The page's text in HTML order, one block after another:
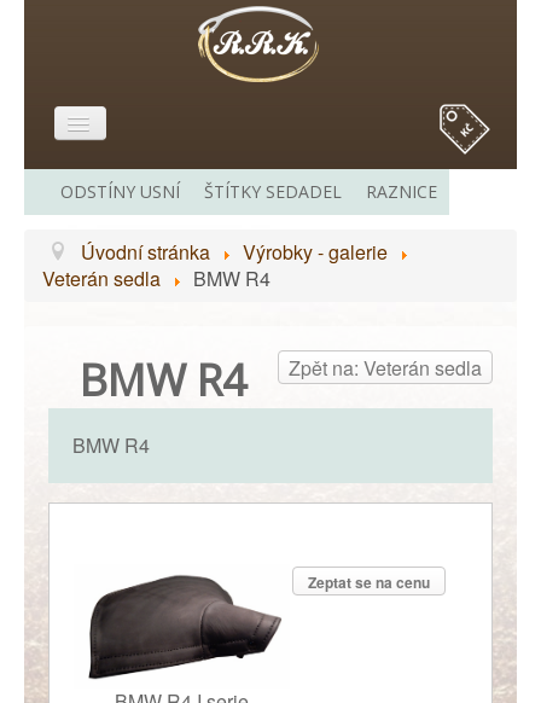
VÝROBKY - GALERIE
KONTAKT
ODSTÍNY USNÍ ŠTÍTKY SEDADEL RAZNICE
Úvodní stránka
Výrobky - galerie
Veterán sedla
BMW R4
Zpět na: Veterán sedla
BMW R4
BMW R4
Zeptat se na cenu